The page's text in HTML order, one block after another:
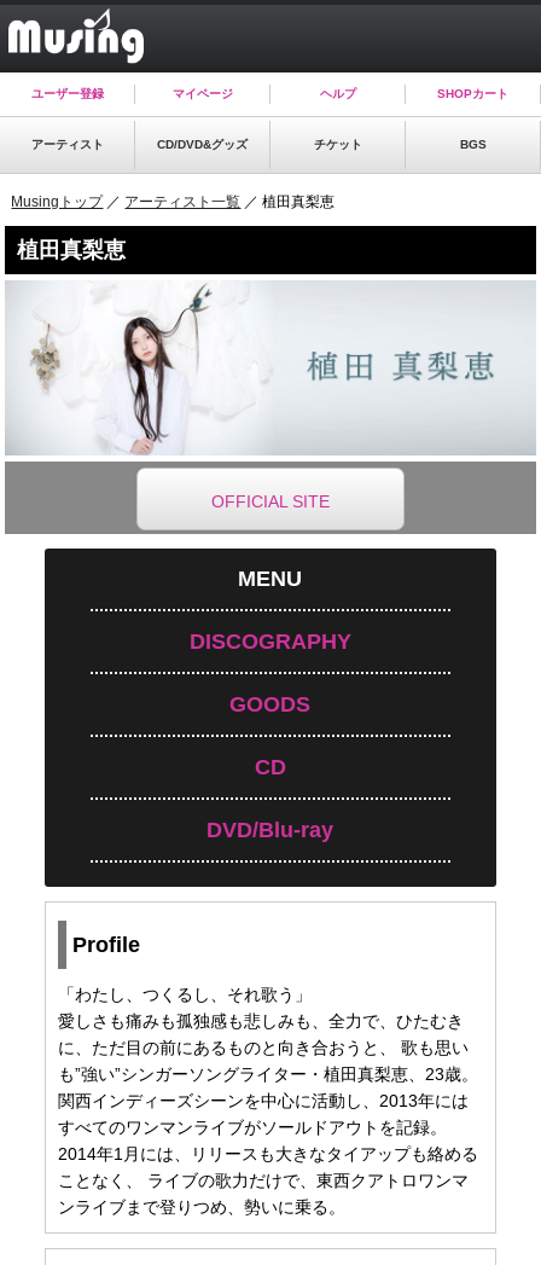
ユーザー登録 マイページ ヘルプ SHOPカート
アーティスト CD/DVD&グッズ チケット BGS
Musingトップ／ アーティスト一覧 ／ 植田真梨恵
植田真梨恵
OFFICIAL SITE
MENU
DISCOGRAPHY
GOODS
CD
DVD/Blu-ray
Profile
「わたし、つくるし、それ歌う」
愛しさも痛みも孤独感も悲しみも、全力で、ひたむき
に、ただ目の前にあるものと向き合おうと、 歌も思い
も”強い”シンガーソングライター・植田真梨恵、23歳。
関西インディーズシーンを中心に活動し、2013年には
すべてのワンマンライブがソールドアウトを記録。
2014年1月には、リリースも大きなタイアップも絡める
ことなく、 ライブの歌力だけで、東西クアトロワンマ
ンライブまで登りつめ、勢いに乗る。